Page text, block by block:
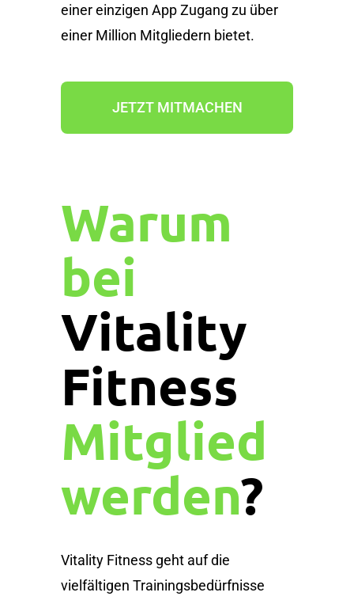
einer einzigen App Zugang zu über
einer Million Mitgliedern bietet.
JETZT MITMACHEN
Warum
bei
Vitality
Fitness
Mitglied
werden?
Vitality Fitness geht auf die
vielfältigen Trainingsbedürfnisse